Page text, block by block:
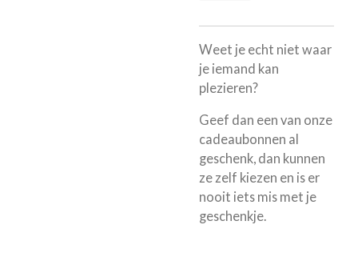
Weet je echt niet waar
je iemand kan
plezieren?
Geef dan een van onze
cadeaubonnen al
geschenk, dan kunnen
ze zelf kiezen en is er
nooit iets mis met je
geschenkje.